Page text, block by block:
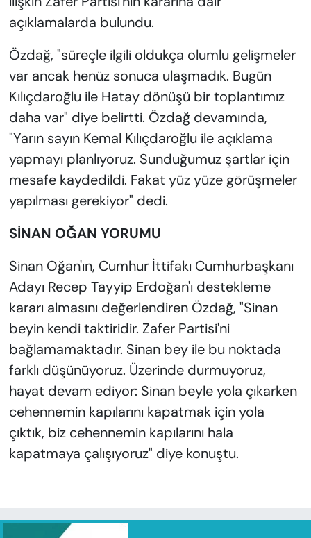
açıklamalarda bulundu.
Özdağ, "süreçle ilgili oldukça olumlu gelişmeler
var ancak henüz sonuca ulaşmadık. Bugün
Kılıçdaroğlu ile Hatay dönüşü bir toplantımız
daha var" diye belirtti. Özdağ devamında,
"Yarın sayın Kemal Kılıçdaroğlu ile açıklama
yapmayı planlıyoruz. Sunduğumuz şartlar için
mesafe kaydedildi. Fakat yüz yüze görüşmeler
yapılması gerekiyor" dedi.
SİNAN OĞAN YORUMU
Sinan Oğan'ın, Cumhur İttifakı Cumhurbaşkanı
Adayı Recep Tayyip Erdoğan'ı destekleme
kararı almasını değerlendiren Özdağ, "Sinan
beyin kendi taktiridir. Zafer Partisi'ni
bağlamamaktadır. Sinan bey ile bu noktada
farklı düşünüyoruz. Üzerinde durmuyoruz,
hayat devam ediyor: Sinan beyle yola çıkarken
cehennemin kapılarını kapatmak için yola
çıktık, biz cehennemin kapılarını hala
kapatmaya çalışıyoruz" diye konuştu.